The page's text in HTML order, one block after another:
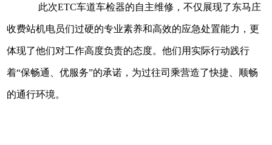
此次ETC车道车检器的自主维修，不仅展现了东马庄
收费站机电员们过硬的专业素养和高效的应急处置能力，更
体现了他们对工作高度负责的态度。他们用实际行动践行
着“保畅通、优服务”的承诺，为过往司乘营造了快捷、顺畅
的通行环境。